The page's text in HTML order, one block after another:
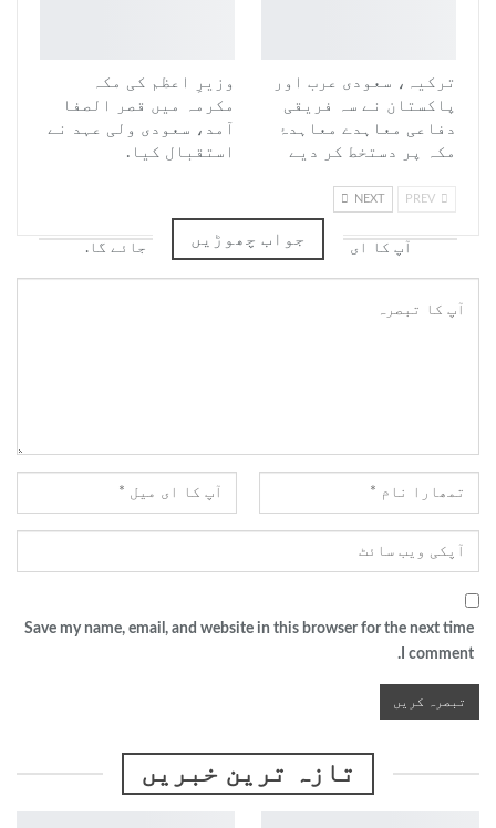
ترکیہ، سعودی عرب اور
پاکستان نے سہ فریقی
دفاعی معاہدے معاہدۂ
مکہ پر دستخط کر دیے
وزیرِ اعظم کی مکہ
مکرمہ میں قصر الصفا
آمد، سعودی ولی عہد نے
استقبال کیا.
NEXT
جواب چھوڑیں
آپ کا ای میل ایڈریس شائع نہیں کیا جائے گا.
Save my name, email, and website in this browser for the next time
I comment.
تازہ ترین خبریں